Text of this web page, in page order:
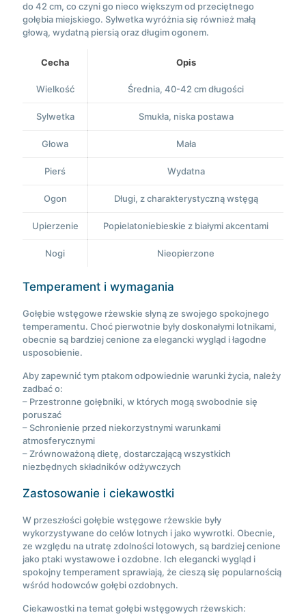
do 42 cm, co czyni go nieco większym od przeciętnego
gołębia miejskiego. Sylwetka wyróżnia się również małą
głową, wydatną piersią oraz długim ogonem.
Cecha Opis
Wielkość Średnia, 40-42 cm długości
Sylwetka Smukła, niska postawa
Głowa Mała
Pierś Wydatna
Ogon Długi, z charakterystyczną wstęgą
Upierzenie Popielatoniebieskie z białymi akcentami
Nogi Nieopierzone
Temperament i wymagania
Gołębie wstęgowe rżewskie słyną ze swojego spokojnego
temperamentu. Choć pierwotnie były doskonałymi lotnikami,
obecnie są bardziej cenione za elegancki wygląd i łagodne
usposobienie.
Aby zapewnić tym ptakom odpowiednie warunki życia, należy
zadbać o:
– Przestronne gołębniki, w których mogą swobodnie się
poruszać
– Schronienie przed niekorzystnymi warunkami
atmosferycznymi
– Zrównoważoną dietę, dostarczającą wszystkich
niezbędnych składników odżywczych
Zastosowanie i ciekawostki
W przeszłości gołębie wstęgowe rżewskie były
wykorzystywane do celów lotnych i jako wywrotki. Obecnie,
ze względu na utratę zdolności lotowych, są bardziej cenione
jako ptaki wystawowe i ozdobne. Ich elegancki wygląd i
spokojny temperament sprawiają, że cieszą się popularnością
wśród hodowców gołębi ozdobnych.
Ciekawostki na temat gołębi wstęgowych rżewskich: